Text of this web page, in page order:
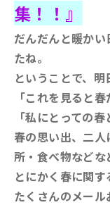
集！！』
だんだんと暖か
たね。
ということで、
「これを見ると
「私にとっての
春の思い出、二
所・食べ物などな
とにかく春に関
たくさんのメール